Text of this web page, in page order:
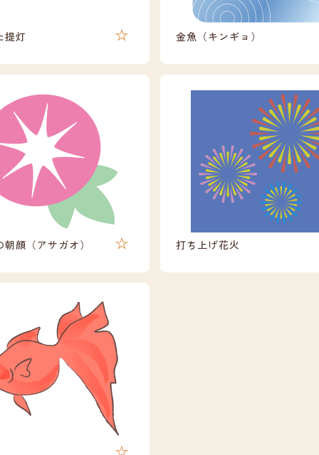
提灯 金魚（キンギョ）
顔（アサガオ） 打ち上げ花火